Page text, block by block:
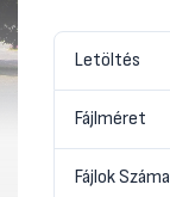
Letöltés
Fájlméret
Fájlok Száma